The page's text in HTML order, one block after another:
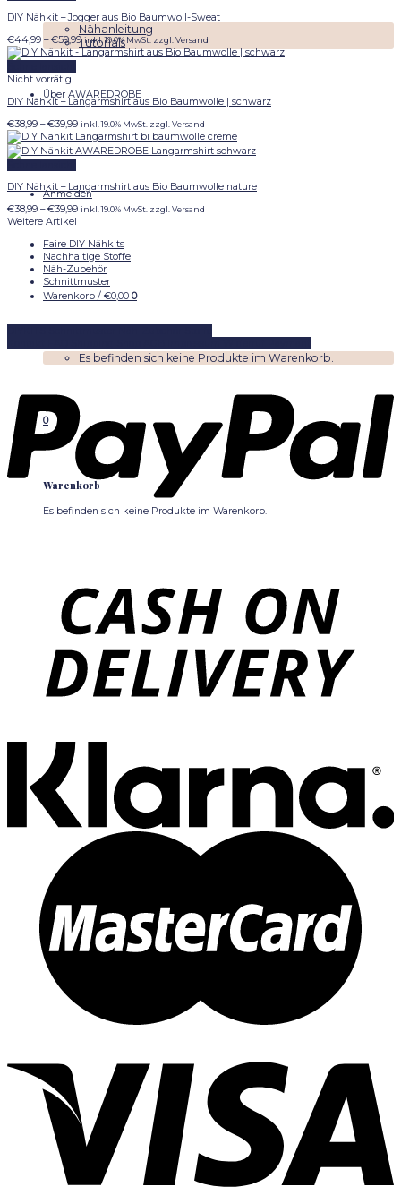
Nähanleitung
Tutorials
Über AWAREDROBE
Anmelden
Warenkorb / €0,00 0
Es befinden sich keine Produkte im Warenkorb.
0
Warenkorb
Es befinden sich keine Produkte im Warenkorb.
DIY Nähkit – Jogger aus Bio Baumwoll-Sweat
€44,99 –€59,99Preisspanne:
€44,99
inkl. 19.0% MwSt. zzgl. Versand
Nicht vorrätig
DIY Nähkit – Langarmshirt aus Bio Baumwolle | schwarz
€38,99 –€39,99Preisspanne:
€38,99
bis
€39,99
inkl. 19.0% MwSt. zzgl. Versand
DIY Nähkit – Langarmshirt aus Bio Baumwolle nature
€38,99 –€39,99Preisspanne:
€39,99
inkl. 19.0% MwSt. zzgl. Versand
Weitere Artikel
Faire DIY Nähkits
Nachhaltige Stoffe
Näh-Zubehör
Schnittmuster